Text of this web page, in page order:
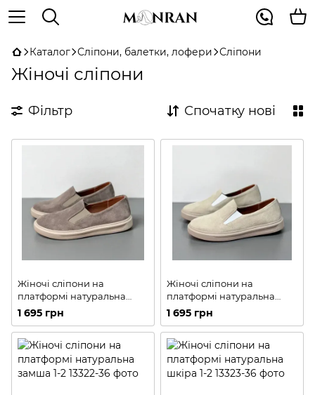
Каталог Сліпони, балетки, лофери Сліпони
Жіночі сліпони
Фільтр Спочатку нові
Жіночі сліпони на
платформі натуральна
замша 1-4
1 695 грн
Жіночі сліпони на
платформі натуральна
замша 1-3
1 695 грн